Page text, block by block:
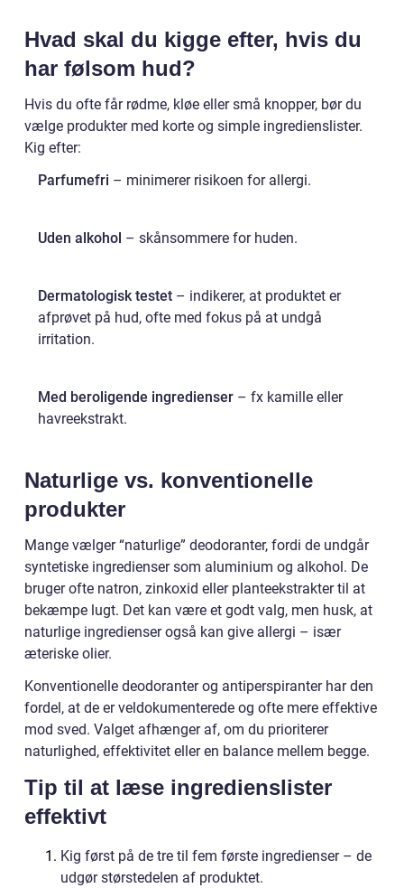
Hvad skal du kigge efter, hvis du
har følsom hud?
Hvis du ofte får rødme, kløe eller små knopper, bør du
vælge produkter med korte og simple ingredienslister.
Kig efter:
Parfumefri – minimerer risikoen for allergi.
Uden alkohol – skånsommere for huden.
Dermatologisk testet – indikerer, at produktet er
afprøvet på hud, ofte med fokus på at undgå
irritation.
Med beroligende ingredienser – fx kamille eller
havreekstrakt.
Naturlige vs. konventionelle
produkter
Mange vælger “naturlige” deodoranter, fordi de undgår
syntetiske ingredienser som aluminium og alkohol. De
bruger ofte natron, zinkoxid eller planteekstrakter til at
bekæmpe lugt. Det kan være et godt valg, men husk, at
naturlige ingredienser også kan give allergi – især
æteriske olier.
Konventionelle deodoranter og antiperspiranter har den
fordel, at de er veldokumenterede og ofte mere effektive
mod sved. Valget afhænger af, om du prioriterer
naturlighed, effektivitet eller en balance mellem begge.
Tip til at læse ingredienslister
effektivt
Kig først på de tre til fem første ingredienser – de
udgør størstedelen af produktet.